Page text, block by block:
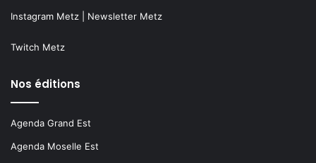
Instagram Metz Newsletter Metz
Twitch Metz
Nos éditions
Agenda Grand Est
Agenda Moselle Est